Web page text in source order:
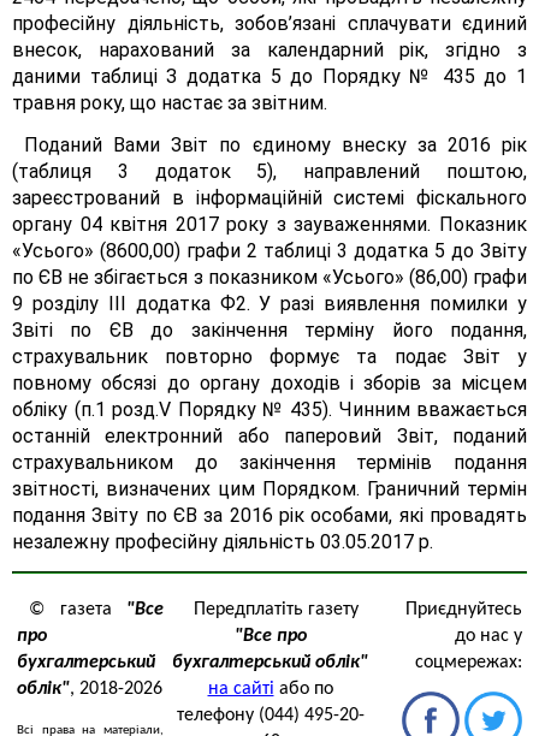
професійну діяльність, зобов’язані сплачувати єдиний
внесок, нарахований за календарний рік, згідно з
даними таблиці З додатка 5 до Порядку № 435 до 1
травня року, що настає за звітним.
Поданий Вами Звіт по єдиному внеску за 2016 рік
(таблиця 3 додаток 5), направлений поштою,
зареєстрований в інформаційній системі фіскального
органу 04 квітня 2017 року з зауваженнями. Показник
«Усього» (8600,00) графи 2 таблиці 3 додатка 5 до Звіту
по ЄВ не збігається з показником «Усього» (86,00) графи
9 розділу III додатка Ф2. У разі виявлення помилки у
Звіті по ЄВ до закінчення терміну його подання,
страхувальник повторно формує та подає Звіт у
повному обсязі до органу доходів і зборів за місцем
обліку (п.1 розд.V Порядку № 435). Чинним вважається
останній електронний або паперовий Звіт, поданий
страхувальником до закінчення термінів подання
звітності, визначених цим Порядком. Граничний термін
подання Звіту по ЄВ за 2016 рік особами, які провадять
незалежну професійну діяльність 03.05.2017 р.
© газета "Все
про
бухгалтерський
облік", 2018-2026
Всі права на матеріали,
Передплатіть газету
"Все про
бухгалтерський облік"
на сайті або по
телефону (044) 495-20-
Приєднуйтесь
до нас у
соцмережах: